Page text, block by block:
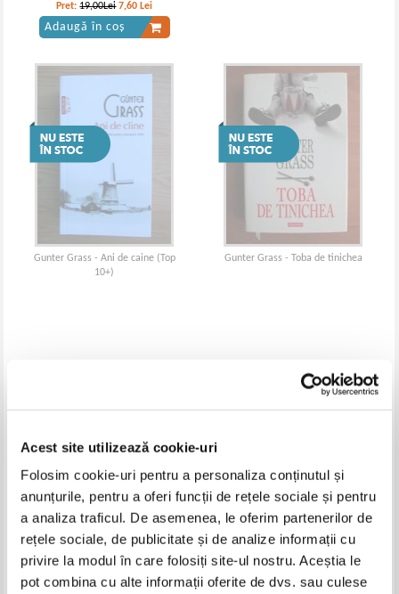
Acest site utilizează cookie-uri
Folosim cookie-uri pentru a personaliza conținutul și
anunțurile, pentru a oferi funcții de rețele sociale și pentru
a analiza traficul. De asemenea, le oferim partenerilor de
rețele sociale, de publicitate și de analize informații cu
privire la modul în care folosiți site-ul nostru. Aceștia le
pot combina cu alte informații oferite de dvs. sau culese
Pret:19,00Lei 7,60 Lei
Adaugă în coș
Gunter Grass - Ani de caine (Top
10+)
Gunter Grass - Toba de tinichea
Gunter Grass - Decojind ceapa
Gunter Grass - Aparatul de
fotografiat. Povestiri din camera
obscura